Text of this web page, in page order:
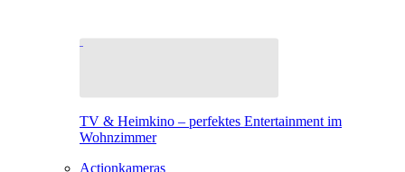
TV & Heimkino – perfektes Entertainment im
Wohnzimmer
Actionkameras